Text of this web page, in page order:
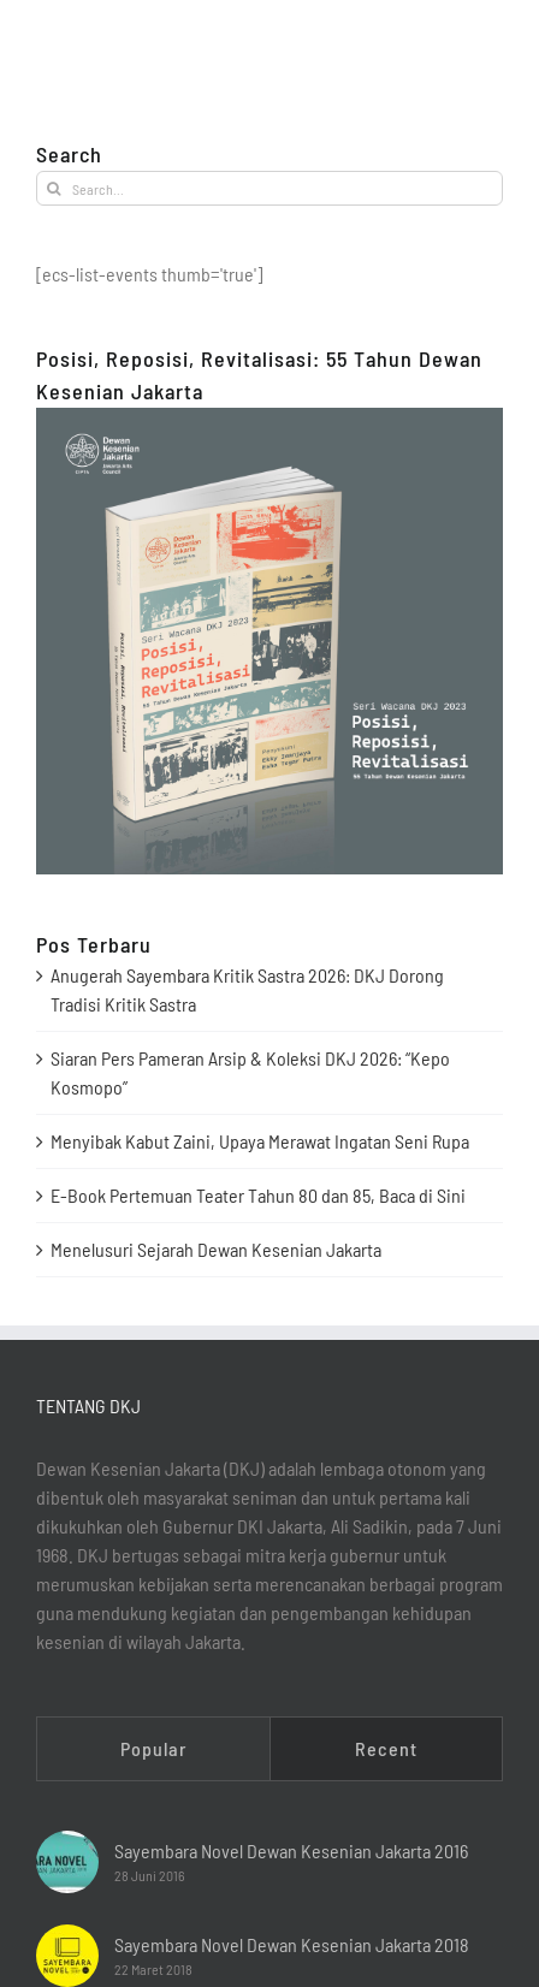
Search
Search
for:
[ecs-list-events thumb='true']
Posisi, Reposisi, Revitalisasi: 55 Tahun Dewan
Kesenian Jakarta
Pos Terbaru
Anugerah Sayembara Kritik Sastra 2026: DKJ Dorong
Tradisi Kritik Sastra
Siaran Pers Pameran Arsip & Koleksi DKJ 2026: “Kepo
Kosmopo”
Menyibak Kabut Zaini, Upaya Merawat Ingatan Seni Rupa
E-Book Pertemuan Teater Tahun 80 dan 85, Baca di Sini
Menelusuri Sejarah Dewan Kesenian Jakarta
TENTANG DKJ
Dewan Kesenian Jakarta (DKJ) adalah lembaga otonom yang
dibentuk oleh masyarakat seniman dan untuk pertama kali
dikukuhkan oleh Gubernur DKI Jakarta, Ali Sadikin, pada 7 Juni
1968. DKJ bertugas sebagai mitra kerja gubernur untuk
merumuskan kebijakan serta merencanakan berbagai program
guna mendukung kegiatan dan pengembangan kehidupan
kesenian di wilayah Jakarta.
Popular Recent
Sayembara Novel Dewan Kesenian Jakarta 2016
28 Juni 2016
Sayembara Novel Dewan Kesenian Jakarta 2018
22 Maret 2018